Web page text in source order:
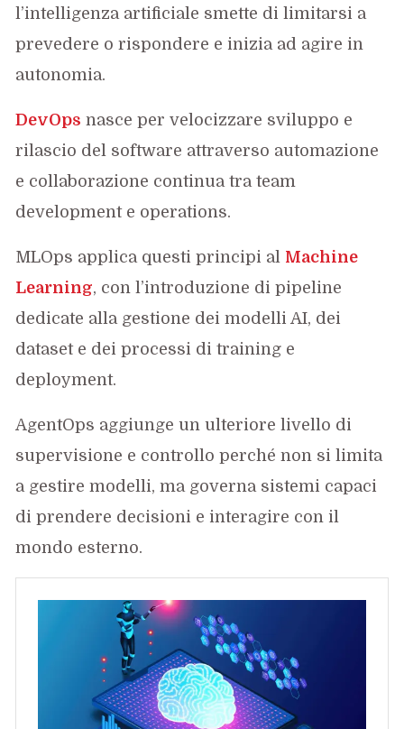
l’intelligenza artificiale smette di limitarsi a
prevedere o rispondere e inizia ad agire in
autonomia.
DevOps nasce per velocizzare sviluppo e
rilascio del software attraverso automazione
e collaborazione continua tra team
development e operations.
MLOps applica questi principi al Machine
Learning, con l’introduzione di pipeline
dedicate alla gestione dei modelli AI, dei
dataset e dei processi di training e
deployment.
AgentOps aggiunge un ulteriore livello di
supervisione e controllo perché non si limita
a gestire modelli, ma governa sistemi capaci
di prendere decisioni e interagire con il
mondo esterno.